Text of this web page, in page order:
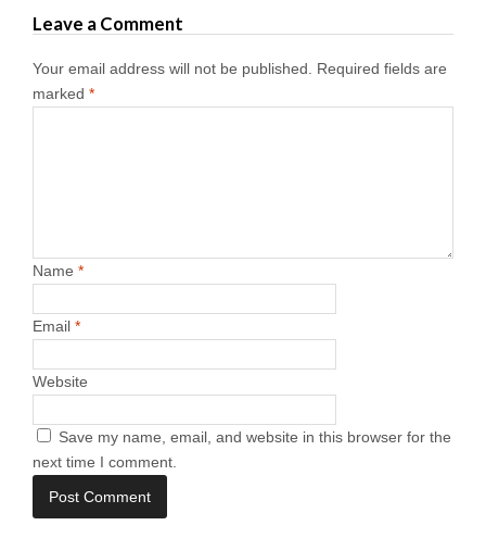
Leave a Comment
Your email address will not be published.
Required fields are
marked *
Name *
Email *
Website
Save my name, email, and website in this browser for the
next time I comment.